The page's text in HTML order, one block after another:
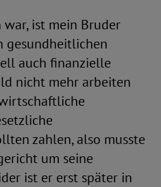
ist mein Bruder
gesundheitlichen
auch finanzielle
nicht mehr arbeiten
zahlen, also musste
um seine
ist er erst später in